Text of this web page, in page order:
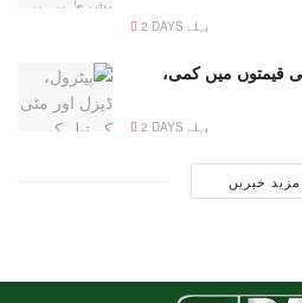
2 DAYS پہلے
قیمتوں میں کمی،
2 DAYS پہلے
مزید خبریں